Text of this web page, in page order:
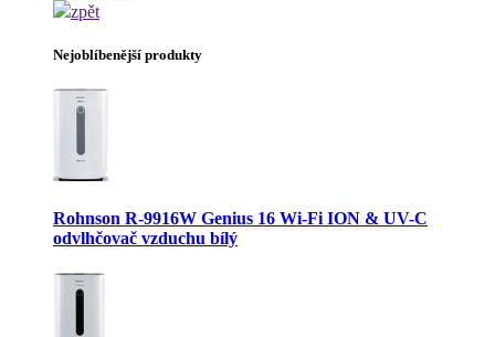
zpět
Nejoblíbenější produkty
Rohnson R-9916W Genius 16 Wi-Fi ION & UV-C
odvlhčovač vzduchu bílý